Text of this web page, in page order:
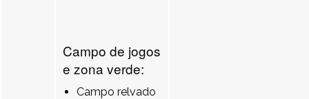
Campo de jogos
e zona verde:
Campo relvado